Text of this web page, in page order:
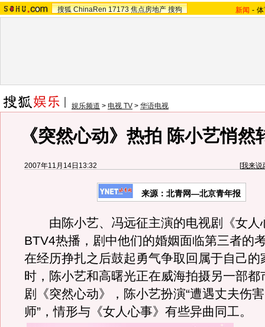
搜狐 ChinaRen 17173 焦点房地产 搜狗 新闻 -
娱乐频道 > 电视 TV > 华语电视
《突然心动》热拍 陈小艺悄然
2007年11月14日13:32 [我来说
来源：北青网—北京青年报
由陈小艺、冯远征主演的电视剧《女人
BTV4热播，剧中他们的婚姻面临第三者的
在经历挣扎之后鼓起勇气争取回属于自己的
时，陈小艺和高曙光正在威海拍摄另一部都
剧《突然心动》，陈小艺扮演“遭遇丈夫伤
师”，情形与《女人心事》有些异曲同工。